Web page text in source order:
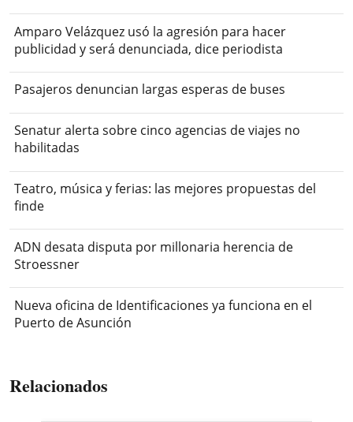
Amparo Velázquez usó la agresión para hacer
publicidad y será denunciada, dice periodista
Pasajeros denuncian largas esperas de buses
Senatur alerta sobre cinco agencias de viajes no
habilitadas
Teatro, música y ferias: las mejores propuestas del
finde
ADN desata disputa por millonaria herencia de
Stroessner
Nueva oficina de Identificaciones ya funciona en el
Puerto de Asunción
Relacionados